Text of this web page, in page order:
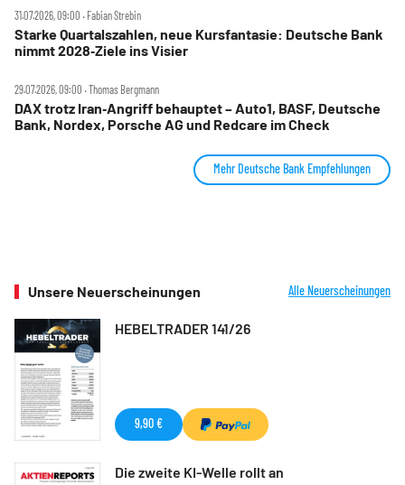
31.07.2026, 09:00 ‧ Fabian Strebin
Starke Quartalszahlen, neue Kursfantasie: Deutsche Bank
nimmt 2028‑Ziele ins Visier
29.07.2026, 09:00 ‧ Thomas Bergmann
DAX trotz Iran‑Angriff behauptet – Auto1, BASF, Deutsche
Bank, Nordex, Porsche AG und Redcare im Check
Mehr Deutsche Bank Empfehlungen
Unsere Neuerscheinungen Alle Neuerscheinungen
HEBELTRADER 141/26
9,90 €
Die zweite KI-Welle rollt an